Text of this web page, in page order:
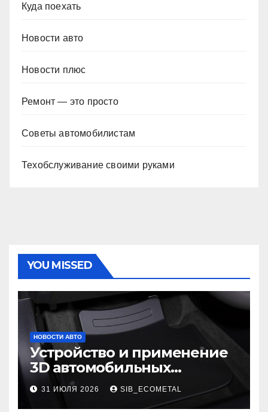
Куда поехать
Новости авто
Новости плюс
Ремонт — это просто
Советы автомобилистам
Техобслуживание своими руками
YOU MISSED
НОВОСТИ АВТО
Устройство и применение
3D автомобильных
ковриков
31 ИЮЛЯ 2026 SIB_ECOMETAL